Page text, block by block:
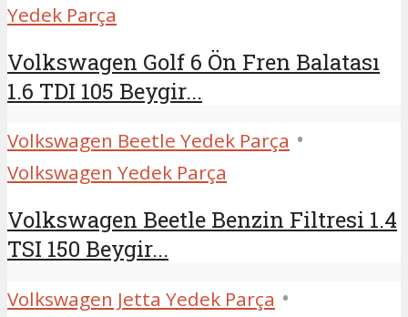
Yedek Parça
Volkswagen Golf 6 Ön Fren Balatası
1.6 TDI 105 Beygir...
Volkswagen Beetle Yedek Parça •
Volkswagen Yedek Parça
Volkswagen Beetle Benzin Filtresi 1.4
TSI 150 Beygir...
Volkswagen Jetta Yedek Parça •